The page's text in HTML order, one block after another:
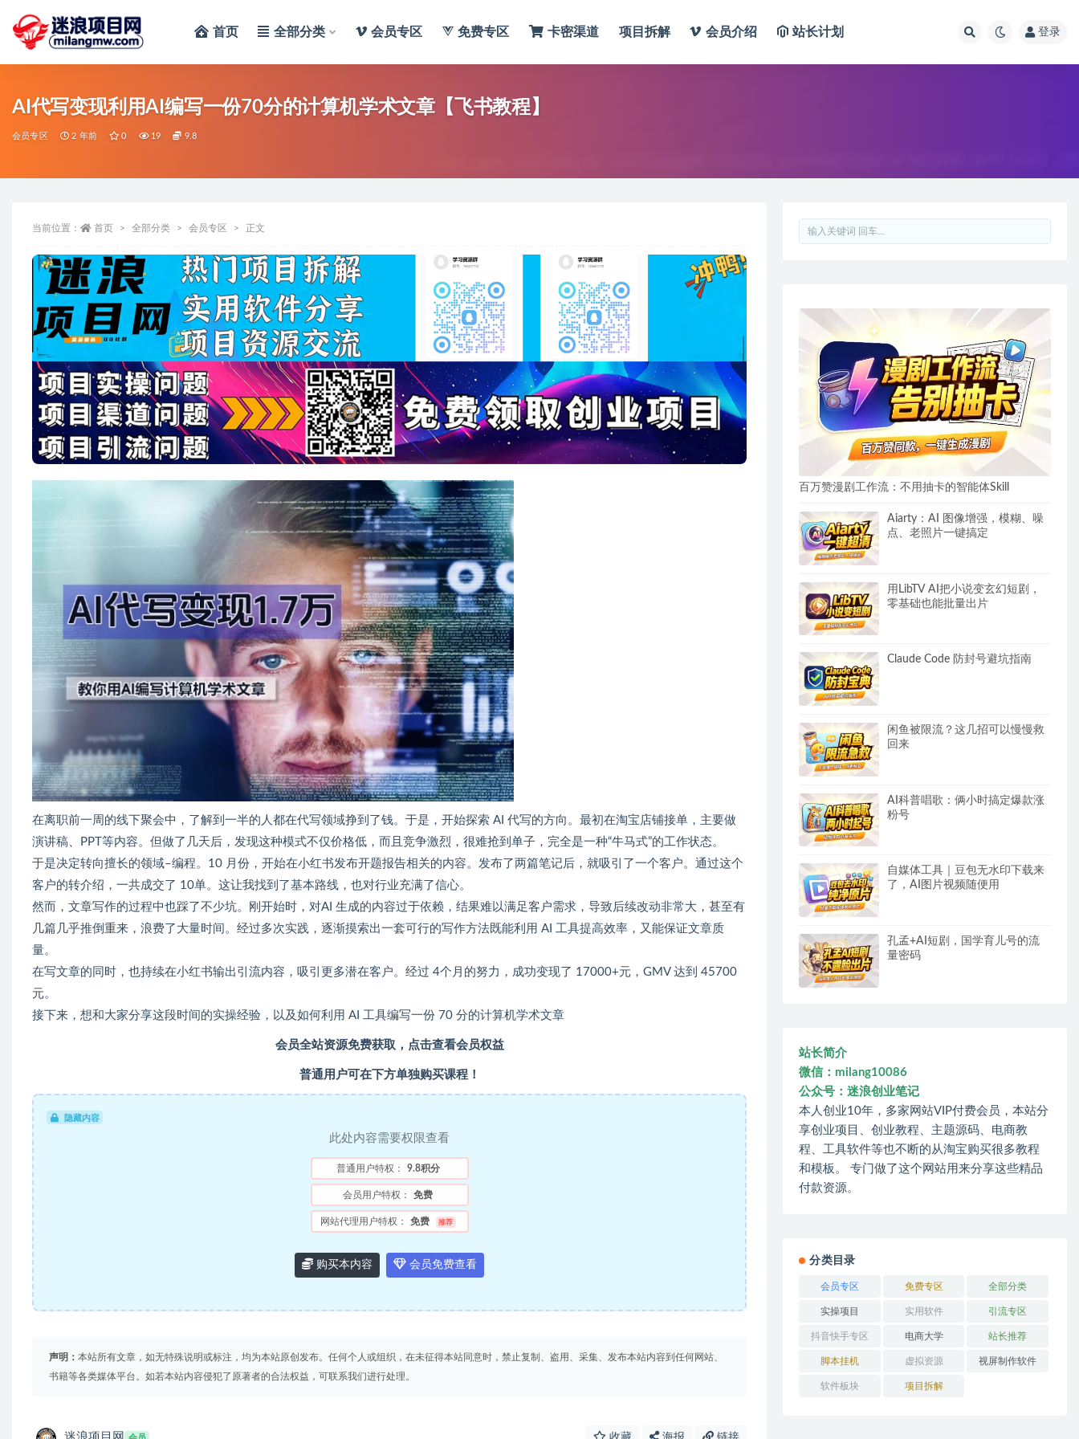
首页 全部分类 会员专区 免费专区 卡密渠道 项目拆解 会员介绍 站长计划 登录
AI代写变现利用AI编写一份70分的计算机学术文章【飞书教程】
会员专区 2 年前 0 19 9.8
当前位置： 首页 全部分类 会员专区 正文
在离职前一周的线下聚会中，了解到一半的人都在代写领域挣到了钱。于是，开始探索 AI 代写的方向。最初在淘宝店铺接单，主要做
演讲稿、PPT等内容。但做了几天后，发现这种模式不仅价格低，而且竞争激烈，很难抢到单子，完全是一种“牛马式”的工作状态。
于是决定转向擅长的领域–编程。10 月份，开始在小红书发布开题报告相关的内容。发布了两篇笔记后，就吸引了一个客户。通过这个
客户的转介绍，一共成交了 10单。这让我找到了基本路线，也对行业充满了信心。
然而，文章写作的过程中也踩了不少坑。刚开始时，对AI 生成的内容过于依赖，结果难以满足客户需求，导致后续改动非常大，甚至有
几篇几乎推倒重来，浪费了大量时间。经过多次实践，逐渐摸索出一套可行的写作方法既能利用 AI 工具提高效率，又能保证文章质
量。
在写文章的同时，也持续在小红书输出引流内容，吸引更多潜在客户。经过 4个月的努力，成功变现了 17000+元，GMV 达到 45700
元。
接下来，想和大家分享这段时间的实操经验，以及如何利用 AI 工具编写一份 70 分的计算机学术文章
会员全站资源免费获取，点击查看会员权益
普通用户可在下方单独购买课程！
隐藏内容
此处内容需要权限查看
普通用户特权： 9.8积分
会员用户特权： 免费
网站代理用户特权： 免费 推荐
购买本内容 会员免费查看
声明： 本站所有文章，如无特殊说明或标注，均为本站原创发布。任何个人或组织，在未征得本站同意时，禁止复制、盗用、采集、发布本站内容到任何网站、
书籍等各类媒体平台。如若本站内容侵犯了原著者的合法权益，可联系我们进行处理。
百万赞漫剧工作流：不用抽卡的智能体Skill
Aiarty：AI 图像增强，模糊、噪
点、老照片一键搞定
用LibTV AI把小说变玄幻短剧，
零基础也能批量出片
Claude Code 防封号避坑指南
闲鱼被限流？这几招可以慢慢救
回来
AI科普唱歌：俩小时搞定爆款涨
粉号
自媒体工具｜豆包无水印下载来
了，AI图片视频随便用
孔孟+AI短剧，国学育儿号的流
量密码
站长简介
微信：milang10086
公众号：迷浪创业笔记
本人创业10年，多家网站VIP付费会员，本站分
享创业项目、创业教程、主题源码、电商教
程、工具软件等也不断的从淘宝购买很多教程
和模板。 专门做了这个网站用来分享这些精品
付款资源。
分类目录
会员专区 免费专区 全部分类
实操项目 实用软件 引流专区
抖音快手专区 电商大学 站长推荐
脚本挂机 虚拟资源 视屏制作软件
软件板块 项目拆解